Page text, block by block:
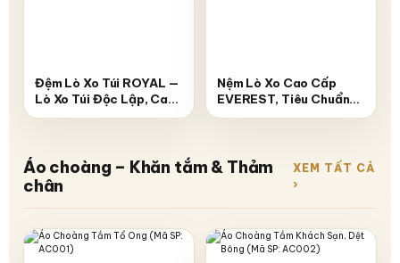
Đệm Lò Xo Túi ROYAL —
Lò Xo Túi Độc Lập, Cao
25-26cm, Tiêu Chuẩn
Nệm Lò Xo Cao Cấp
EVEREST, Tiêu Chuẩn
Khách Sạn 6 Sao (Mã
Áo choàng – Khăn tắm & Thảm
chân
XEM TẤT CẢ
›